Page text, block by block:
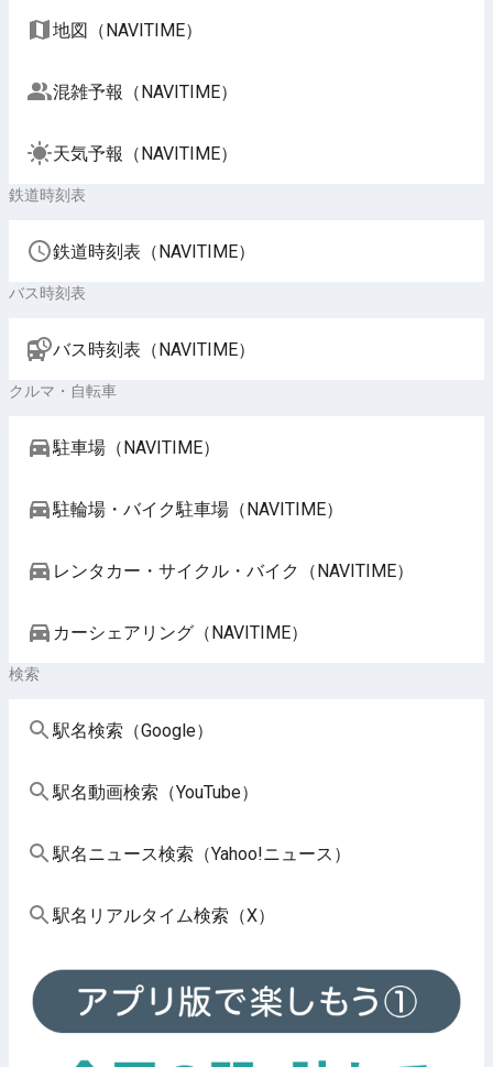
地図（NAVITIME）
混雑予報（NAVITIME）
天気予報（NAVITIME）
鉄道時刻表
鉄道時刻表（NAVITIME）
バス時刻表
バス時刻表（NAVITIME）
クルマ・自転車
駐車場（NAVITIME）
駐輪場・バイク駐車場（NAVITIME）
レンタカー・サイクル・バイク（NAVITIME）
カーシェアリング（NAVITIME）
検索
駅名検索（Google）
駅名動画検索（YouTube）
駅名ニュース検索（Yahoo!ニュース）
駅名リアルタイム検索（X）